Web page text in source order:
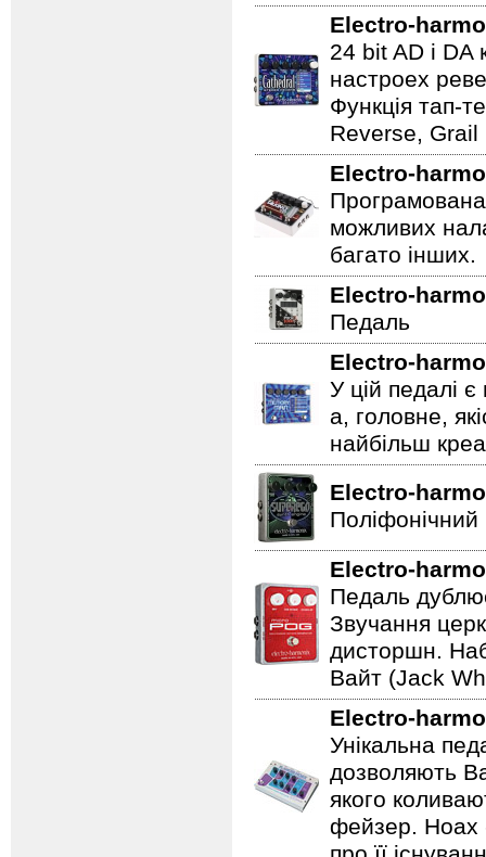
Electro-
24 bit AD і
настроех
Функція тап-
Reverse, Grail
Electro-
можливих
багато інших.
Electro-
Педаль
Electro-
У цій педалі
а, головне,
найбільш
Electro-
Поліфонічний
Electro-
Педаль
Звучання
дисторшн.
Вайт (Jack
Electro-
Унікальна
дозволяють
якого
фейзер. Hoax